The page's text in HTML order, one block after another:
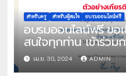
ศึกษา ” วันอังคารที่ 7
2567 เวลา 09.00 น
โดย สพป.ศรีสะเกษ เ
สำหรับครู สำหรับผู้สนใจ อบรมออนไลน์ฟรี
อบรมออนไลน์ฟรี ข
สนใจทุกท่าน เข้าร่วม
ด้วยระบบออนไลน์ ห
ใช้ระบบออนไลน์ข้อส
เม.ย. 30, 2024 ADMIN